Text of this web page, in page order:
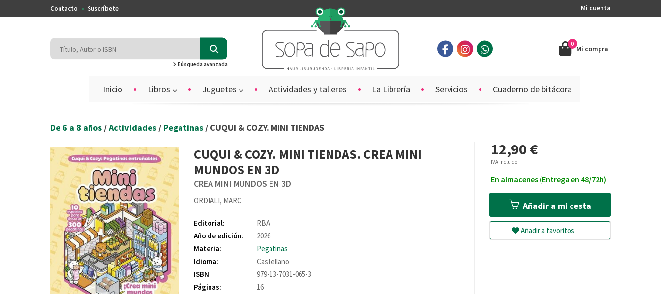
Mi cuenta
Contacto Suscríbete
Búsqueda avanzada
Mi compra
0
Inicio Libros Juguetes Actividades y talleres La Librería Servicios Cuaderno de bitácora
De 6 a 8 años /Actividades / Pegatinas / CUQUI & COZY. MINI TIENDAS
CUQUI & COZY. MINI TIENDAS. CREA MINI
MUNDOS EN 3D
CREA MINI MUNDOS EN 3D
ORDIALI, MARC
Editorial:
RBA
Año de edición:
2026
Materia:
Pegatinas
Idioma:
Castellano
ISBN:
979-13-7031-065-3
Páginas:
16
12,90 €
IVA incluido
En almacenes (Entrega en 48/72h)
Añadir a mi cesta
Añadir a favoritos